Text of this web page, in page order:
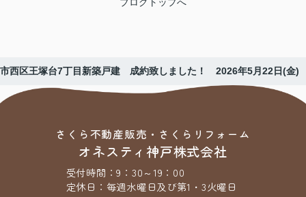
ブログトップへ
西区王塚台7丁目新築戸建 成約致しました！ 2026年5月22日(金)
さくら不動産販売・さくらリフォーム
オネスティ神戸株式会社
受付時間：9：30～19：00
定休日： 毎週水曜日及び第1・3火曜日